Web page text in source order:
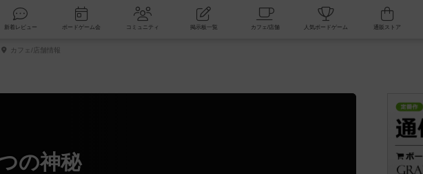
検索 新着レビュー ボードゲーム会 コミュニティ 掲示板一覧 カフェ/店舗 人気ボードゲーム
カフェ/店舗情報
の神秘